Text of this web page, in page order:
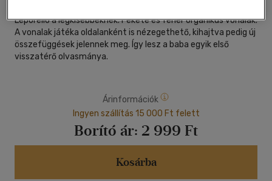
Leporelló a legkisebbeknek. Fekete és fehér organikus vonalak.
A vonalak játéka oldalanként is nézegethető, kihajtva pedig új
összefüggések jelennek meg. Így lesz a baba egyik első
visszatérő olvasmánya.
Árinformációk
Ingyen szállítás 15 000 Ft felett
Borító ár: 2 999 Ft
Kosárba